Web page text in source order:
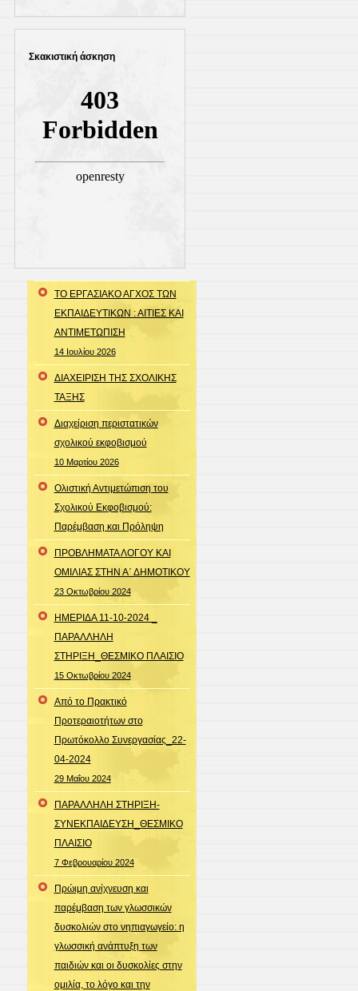
Σκακιστική άσκηση
ΤΟ ΕΡΓΑΣΙΑΚΟ ΑΓΧΟΣ ΤΩΝ
ΕΚΠΑΙΔΕΥΤΙΚΩΝ : ΑΙΤΙΕΣ ΚΑΙ
ΑΝΤΙΜΕΤΩΠΙΣΗ
14 Ιουλίου 2026
ΔΙΑΧΕΙΡΙΣΗ ΤΗΣ ΣΧΟΛΙΚΗΣ
ΤΑΞΗΣ
Διαχείριση περιστατικών
σχολικού εκφοβισμού
10 Μαρτίου 2026
Ολιστική Αντιμετώπιση του
Σχολικού Εκφοβισμού:
Παρέμβαση και Πρόληψη
ΠΡΟΒΛΗΜΑΤΑ ΛΟΓΟΥ ΚΑΙ
ΟΜΙΛΙΑΣ ΣΤΗΝ Α΄ ΔΗΜΟΤΙΚΟΥ
23 Οκτωβρίου 2024
ΗΜΕΡΙΔΑ 11-10-2024 _
ΠΑΡΑΛΛΗΛΗ
ΣΤΗΡΙΞΗ_ΘΕΣΜΙΚΟ ΠΛΑΙΣΙΟ
15 Οκτωβρίου 2024
Από το Πρακτικό
Προτεραιοτήτων στο
Πρωτόκολλο Συνεργασίας_22-
04-2024
29 Μαΐου 2024
ΠΑΡΑΛΛΗΛΗ ΣΤΗΡΙΞΗ-
ΣΥΝΕΚΠΑΙΔΕΥΣΗ_ΘΕΣΜΙΚΟ
ΠΛΑΙΣΙΟ
7 Φεβρουαρίου 2024
Πρώιμη ανίχνευση και
παρέμβαση των γλωσσικών
δυσκολιών στο νηπιαγωγείο: η
γλωσσική ανάπτυξη των
παιδιών και οι δυσκολίες στην
ομιλία, το λόγο και την